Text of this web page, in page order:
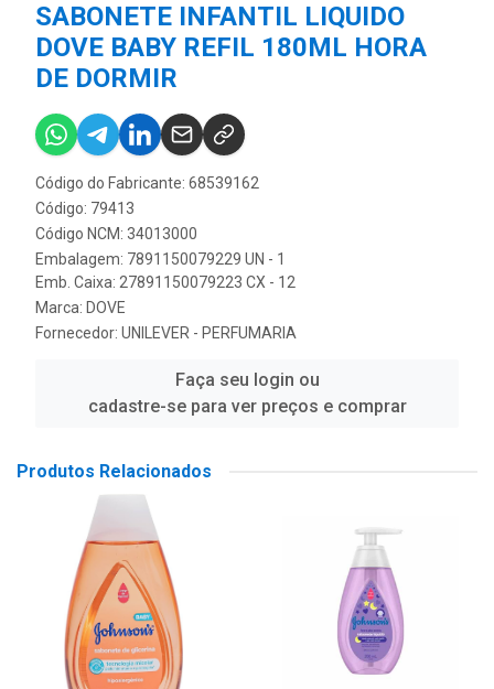
SABONETE INFANTIL LIQUIDO
DOVE BABY REFIL 180ML HORA
DE DORMIR
Código do Fabricante: 68539162
Código: 79413
Código NCM: 34013000
Embalagem: 7891150079229 UN - 1
Emb. Caixa: 27891150079223 CX - 12
Marca: DOVE
Fornecedor: UNILEVER - PERFUMARIA
Faça seu login ou
cadastre-se para ver preços e comprar
Produtos Relacionados